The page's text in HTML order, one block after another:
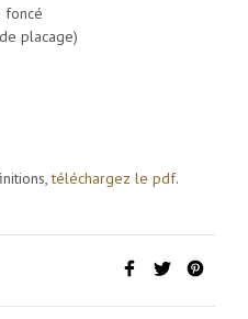
foncé
placage)
téléchargez le pdf.